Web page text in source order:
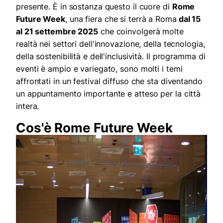
presente. È in sostanza questo il cuore di Rome
Future Week, una fiera che si terrà a Roma dal 15
al 21 settembre 2025 che coinvolgerà molte
realtà nei settori dell'innovazione, della tecnologia,
della sostenibilità e dell'inclusività. Il programma di
eventi è ampio e variegato, sono molti i temi
affrontati in un festival diffuso che sta diventando
un appuntamento importante e atteso per la città
intera.
Cos'è Rome Future Week